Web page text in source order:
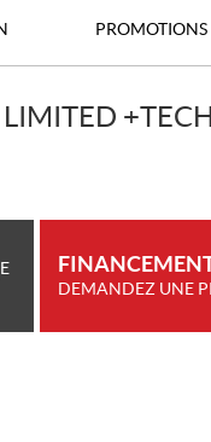
PROMOTIONS
DEMANDEZ UNE